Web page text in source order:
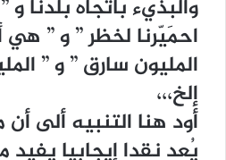
ﻭﺍﻟﺒﺬﻱﺀ ﺑﺎﺗﺠﺎﻩ ﺑﻠﺪﻧﺎ
ﺍﺣﻤَﻴّﺮﻧﺎ ﻟﺨﻈﺮ ” ﻭ ” ﻫﻲ
ﺍﻟﻤﻠﻴﻮﻥ ﺳﺎﺭﻕ ” ﻭ ”
ﺇﻟﺦ،،،
ﺃﻭﺩ ﻫﻨﺎ ﺍﻟﺘﻨﺒﻴﻪ ﺃﻟﻰ
ﻳُﻌﺪ ﻧﻘﺪﺍ ﺇﻳﺠﺎﺑﻴﺎ ﻳﻔﻴﺪ